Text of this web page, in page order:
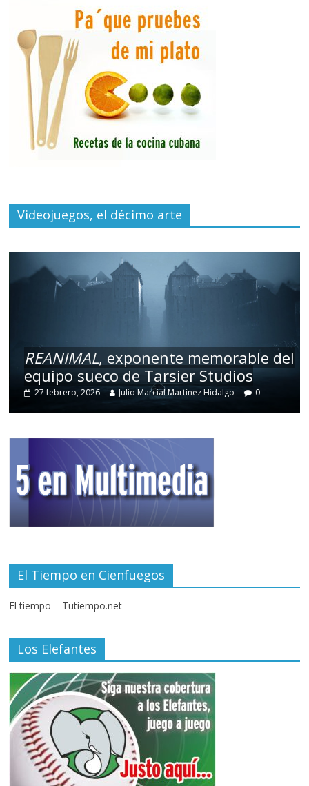
Videojuegos, el décimo arte
REANIMAL, exponente memorable del
equipo sueco de Tarsier Studios
27 febrero, 2026 Julio Marcial Martínez Hidalgo 0
El Tiempo en Cienfuegos
El tiempo – Tutiempo.net
Los Elefantes